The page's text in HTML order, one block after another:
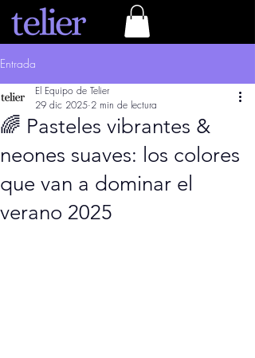
Entrada
🌈 Pasteles vibrantes &
neones suaves: los colores
que van a dominar el
verano 2025
El Equipo de Telier
29 dic 2025 2 min de lectura